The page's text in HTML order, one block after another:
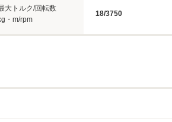
大トルク/回転数
・m/rpm
18/3750